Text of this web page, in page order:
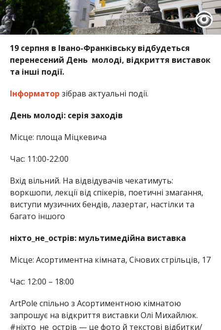
19 серпня в Івано-Франківську відбудеться
перенесений День молоді, відкриття виставок
та інші події.
Інформатор зібрав актуальні події.
День молоді: серія заходів
Місце: площа Міцкевича
Час: 11:00-22:00
Вхід вільний. На відвідувачів чекатимуть:
воркшопи, лекції від спікерів, поетичні змагання,
виступи музичних бендів, лазертаг, настілки та
багато іншого
ніхто_не_острів: мультимедійна виставка
Місце: Асортиментна кімната, Січових стрільців, 17
Час: 12:00 – 18:00
ArtPole спільно з Асортиментною кімнатою
запрошує на відкриття виставки Олі Михайлюк.
#ніхто_не_острів — це фото й текстові відбитки/